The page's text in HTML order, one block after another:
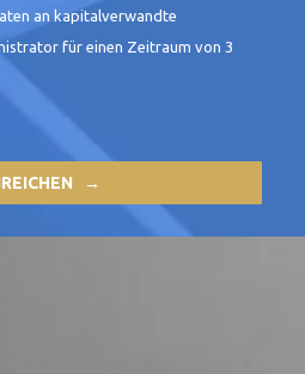
an kapitalverwandte
für einen Zeitraum von 3